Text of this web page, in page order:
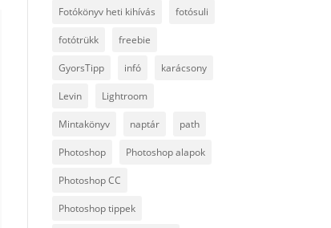
Fotókönyv heti kihívás fotósuli
fotótrükk freebie
GyorsTipp infó karácsony
Levin Lightroom
Mintakönyv naptár path
Photoshop Photoshop alapok
Photoshop CC
Photoshop tippek